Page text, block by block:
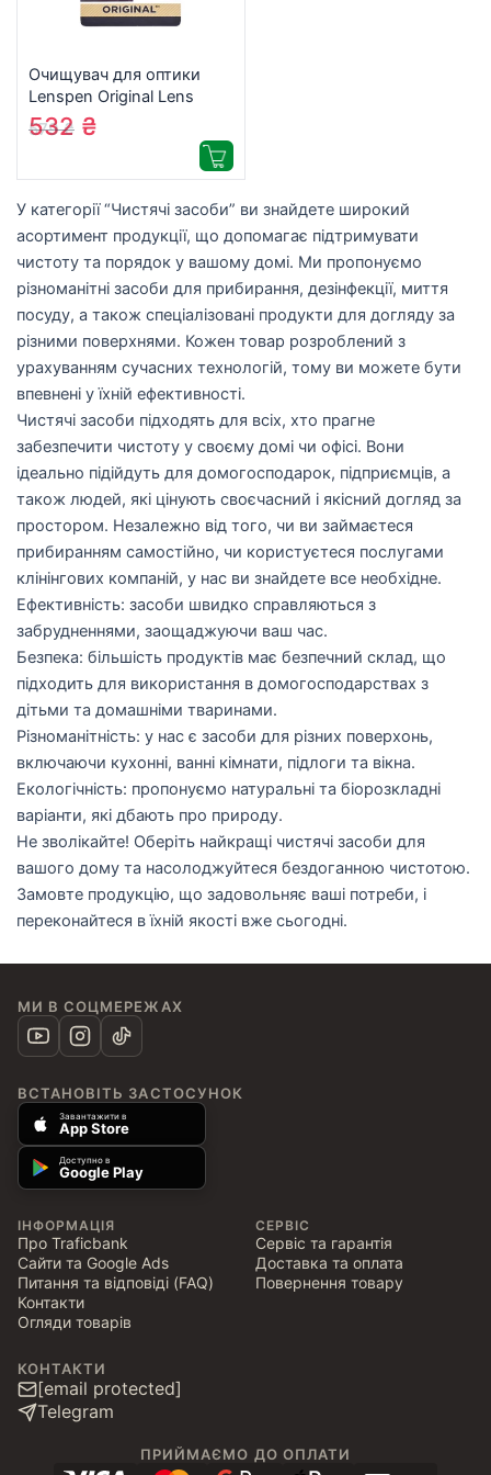
Очищувач для оптики
Lenspen Original Lens
Cleaner (NLP-1-RU)
579₴
532 ₴
У категорії “Чистячі засоби” ви знайдете широкий
асортимент продукції, що допомагає підтримувати
чистоту та порядок у вашому домі. Ми пропонуємо
різноманітні засоби для прибирання, дезінфекції, миття
посуду, а також спеціалізовані продукти для догляду за
різними поверхнями. Кожен товар розроблений з
урахуванням сучасних технологій, тому ви можете бути
впевнені у їхній ефективності.
Чистячі засоби підходять для всіх, хто прагне
забезпечити чистоту у своєму домі чи офісі. Вони
ідеально підійдуть для домогосподарок, підприємців, а
також людей, які цінують своєчасний і якісний догляд за
простором. Незалежно від того, чи ви займаєтеся
прибиранням самостійно, чи користуєтеся послугами
клінінгових компаній, у нас ви знайдете все необхідне.
Ефективність: засоби швидко справляються з
забрудненнями, заощаджуючи ваш час.
Безпека: більшість продуктів має безпечний склад, що
підходить для використання в домогосподарствах з
дітьми та домашніми тваринами.
Різноманітність: у нас є засоби для різних поверхонь,
включаючи кухонні, ванні кімнати, підлоги та вікна.
Екологічність: пропонуємо натуральні та біорозкладні
варіанти, які дбають про природу.
Не зволікайте! Оберіть найкращі чистячі засоби для
вашого дому та насолоджуйтеся бездоганною чистотою.
Замовте продукцію, що задовольняє ваші потреби, і
переконайтеся в їхній якості вже сьогодні.
МИ В СОЦМЕРЕЖАХ
ВСТАНОВІТЬ ЗАСТОСУНОК
Завантажити в
App Store
Доступно в
Google Play
ІНФОРМАЦІЯ
Про Traficbank
Сайти та Google Ads
Питання та відповіді (FAQ)
Контакти
Огляди товарів
СЕРВІС
Сервіс та гарантія
Доставка та оплата
Повернення товару
КОНТАКТИ
[email protected]
Telegram
ПРИЙМАЄМО ДО ОПЛАТИ